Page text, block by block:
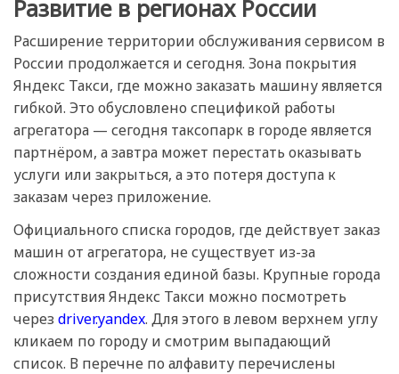
Развитие в регионах России
Расширение территории обслуживания сервисом в
России продолжается и сегодня. Зона покрытия
Яндекс Такси, где можно заказать машину является
гибкой. Это обусловлено спецификой работы
агрегатора — сегодня таксопарк в городе является
партнёром, а завтра может перестать оказывать
услуги или закрыться, а это потеря доступа к
заказам через приложение.
Официального списка городов, где действует заказ
машин от агрегатора, не существует из-за
сложности создания единой базы. Крупные города
присутствия Яндекс Такси можно посмотреть
через driver.yandex. Для этого в левом верхнем углу
кликаем по городу и смотрим выпадающий
список. В перечне по алфавиту перечислены